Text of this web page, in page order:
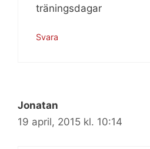
träningsdagar
Svara
Jonatan
19 april, 2015 kl. 10:14